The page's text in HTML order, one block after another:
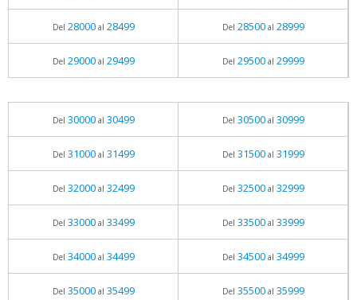
Del 28000al 28499 Del 28500al 28999
Del 29000al 29499 Del 29500al 29999
Del 30000al 30499 Del 30500al 30999
Del 31000al 31499 Del 31500al 31999
Del 32000al 32499 Del 32500al 32999
Del 33000al 33499 Del 33500al 33999
Del 34000al 34499 Del 34500al 34999
Del 35000al 35499 Del 35500al 35999